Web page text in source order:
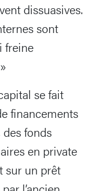
dissuasives.
sont
freine
se fait
financements
fonds
en private
sur un prêt